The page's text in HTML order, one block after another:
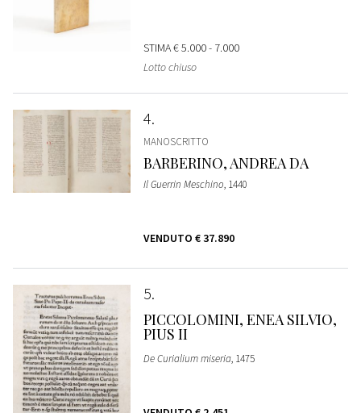
STIMA€ 5.000 - 7.000
Lotto chiuso
4
MANOSCRITTO
BARBERINO, ANDREA DA
Il Guerrin Meschino, 1440
VENDUTO € 37.890
5
PICCOLOMINI, ENEA SILVIO,
PIUS II
De Curialium miseria, 1475